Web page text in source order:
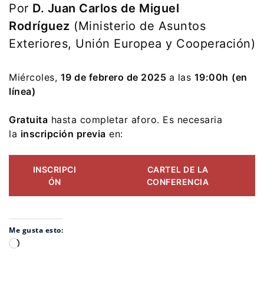
Por D. Juan Carlos de Miguel
Rodríguez (Ministerio de Asuntos
Exteriores, Unión Europea y Cooperación)
Miércoles, 19 de febrero de 2025 a las 19:00h (en
línea)
Gratuita hasta completar aforo. Es necesaria
la inscripción previa en:
INSCRIPCI
ÓN
CARTEL DE LA
CONFERENCIA
Me gusta esto:
Cargando...